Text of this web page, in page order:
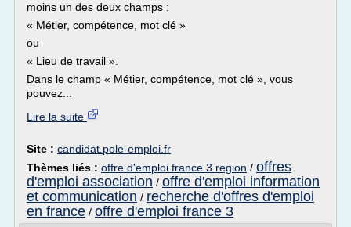
moins un des deux champs :
« Métier, compétence, mot clé »
ou
« Lieu de travail ».
Dans le champ « Métier, compétence, mot clé », vous
pouvez...
Lire la suite
Site : candidat.pole-emploi.fr
Thèmes liés : offre d'emploi france 3 region / offres
d'emploi association / offre d'emploi information
et communication / recherche d'offres d'emploi
en france / offre d'emploi france 3